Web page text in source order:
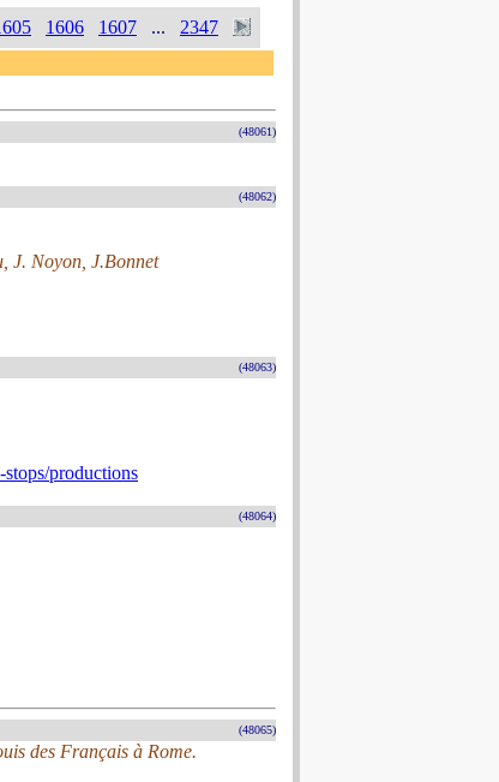
1606 1607 ... 2347
(48061)
(48062)
J. Noyon, J.Bonnet
(48063)
productions
(48064)
(48065)
des Français à Rome.